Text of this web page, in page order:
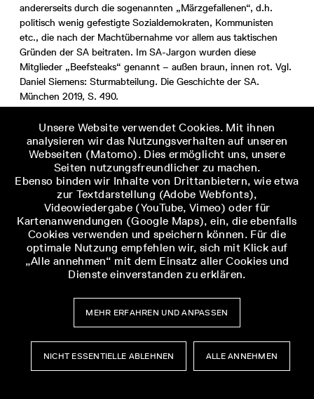
Unsere Website verwendet Cookies. Mit ihnen
analysieren wir das Nutzungsverhalten auf unseren
Webseiten (Matomo). Dies ermöglicht uns, unsere
Seiten nutzungsfreundlicher zu machen.
Ebenso binden wir Inhalte von Drittanbietern, wie etwa
zur Textdarstellung (Adobe Webfonts),
Videowiedergabe (YouTube, Vimeo) oder für
Kartenanwendungen (Google Maps), ein, die ebenfalls
Cookies verwenden und speichern können. Für die
optimale Nutzung empfehlen wir, sich mit Klick auf
„Alle annehmen“ mit dem Einsatz aller Cookies und
Dienste einverstanden zu erklären.
MEHR ERFAHREN UND ANPASSEN
NICHT ESSENTIELLE ABLEHNEN ALLE ANNEHMEN
andererseits durch die sogenannten „Märzgefallenen“, d.h.
politisch wenig gefestigte Sozialdemokraten, Kommunisten
etc., die nach der Machtübernahme vor allem aus taktischen
Gründen der SA beitraten. Im SA-Jargon wurden diese
Mitglieder „Beefsteaks“ genannt – außen braun, innen rot. Vgl.
Daniel Siemens: Sturmabteilung. Die Geschichte der SA.
München 2019, S. 490.
Laut einer Notiz von Gotthard von Heinrici nach einer
Besprechung vom 25. Juli 1934 unter der Heeresleitung der
Wehrmacht. Siehe dazu: Institut für Zeitgeschichte: ZS 66 / 2.
Institut für Zeitgeschichte, dort datiert 25.07.1934, S. 11, URL:
https://open.ifz-muenchen.de/handle/repository/5037
(02.06.2026)
[4]Longerich: Abrechnung. Hitler, Röhm und die Morde vom
30. Juni 1934, S. 16–17.
Zitiert nach: Ebd., S. 27.
Norbert Frei: Der Führerstaat: Nationalsozialistische
Herrschaft 1933-1945, 2. Aufl. München 1989, S. 15.
Longerich: Abrechnung. Hitler, Röhm und die Morde vom
30. Juni 1934, S. 65.